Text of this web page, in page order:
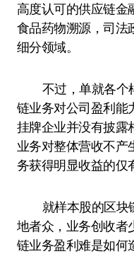
高度认可的供应链金
食品药物溯源，司法
细分领域。
不过，单就各个
链业务对公司盈利能
挂牌企业并没有披露
业务对整体营收不产
务获得明显收益的仅
就样本股的区块
地者众，业务创收者
链业务盈利难是如何